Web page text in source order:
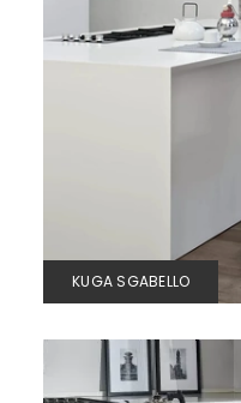
KUGA SGABELLO